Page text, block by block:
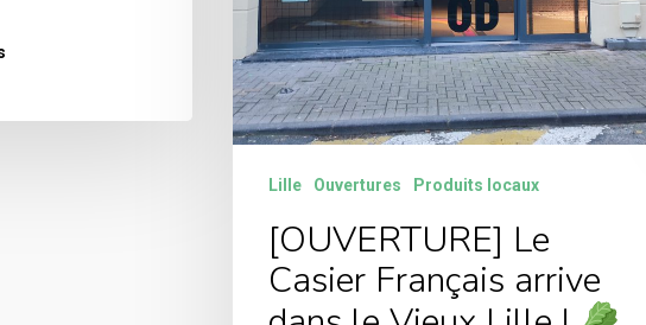
Lille Ouvertures Produits locaux
[OUVERTURE] Le
Casier Français arrive